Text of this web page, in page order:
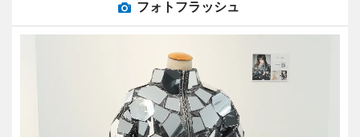
フォトフラッシュ